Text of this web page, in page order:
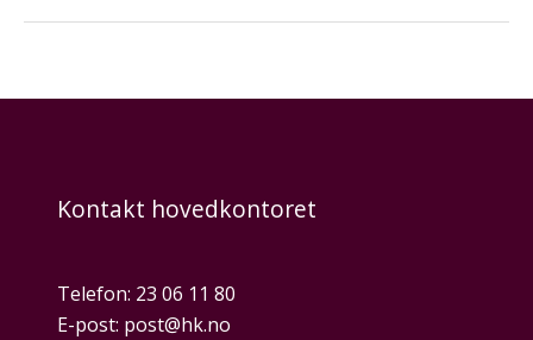
Kontakt hovedkontoret
Telefon: 23 06 11 80
E-post: post@hk.no